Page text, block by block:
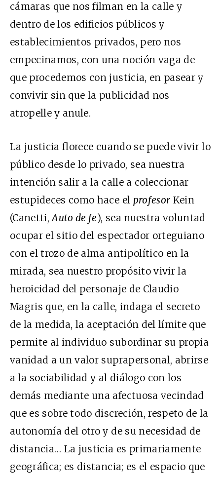
cámaras que nos filman en la calle y
dentro de los edificios públicos y
establecimientos privados, pero nos
empecinamos, con una noción vaga de
que procedemos con justicia, en pasear y
convivir sin que la publicidad nos
atropelle y anule.
La justicia florece cuando se puede vivir lo
público desde lo privado, sea nuestra
intención salir a la calle a coleccionar
estupideces como hace el profesor Kein
(Canetti,Auto de fe), sea nuestra voluntad
ocupar el sitio del espectador orteguiano
con el trozo de alma antipolítico en la
mirada, sea nuestro propósito vivir la
heroicidad del personaje de Claudio
Magris que, en la calle, indaga el secreto
de la medida, la aceptación del límite que
permite al individuo subordinar su propia
vanidad a un valor suprapersonal, abrirse
a la sociabilidad y al diálogo con los
demás mediante una afectuosa vecindad
que es sobre todo discreción, respeto de la
autonomía del otro y de su necesidad de
distancia… La justicia es primariamente
geográfica; es distancia; es el espacio que